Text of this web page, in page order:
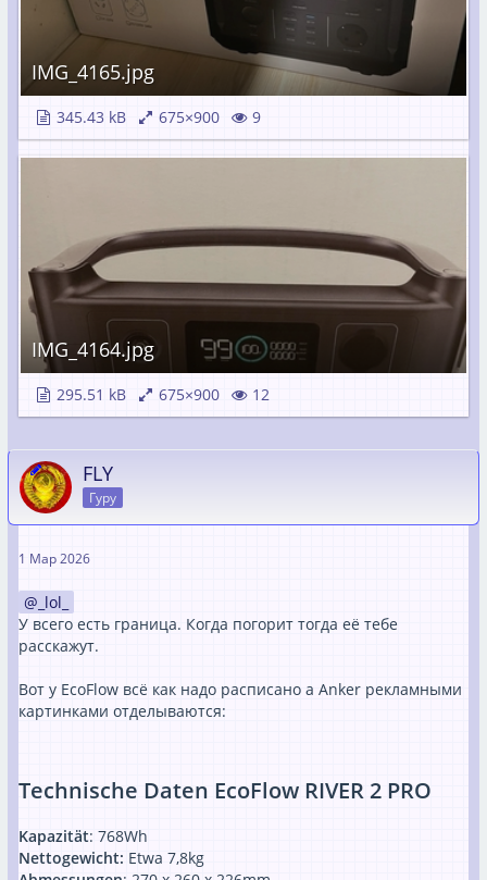
IMG_4165.jpg
345.43 kB 675×900 9
IMG_4164.jpg
295.51 kB 675×900 12
FLY
Гуру
1 Мар 2026
_lol_
У всего есть граница. Когда погорит тогда её тебе
расскажут.
Вот у EcoFlow всё как надо расписано а Anker рекламными
картинками отделываются:
Technische Daten EcoFlow RIVER 2 PRO
Kapazität: 768Wh
Nettogewicht: Etwa 7,8kg